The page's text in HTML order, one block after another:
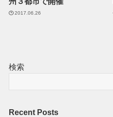
2017.06.26
検索
Recent Posts